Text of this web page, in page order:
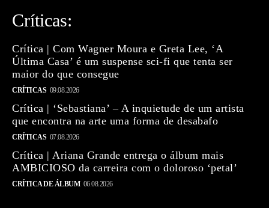
Críticas:
Crítica | Com Wagner Moura e Greta Lee, ‘A
Última Casa’ é um suspense sci-fi que tenta ser
maior do que consegue
CRÍTICAS 09.08.2026
Crítica | ‘Sebastiana’ – A inquietude de um artista
que encontra na arte uma forma de desabafo
CRÍTICAS 07.08.2026
Crítica | Ariana Grande entrega o álbum mais
AMBICIOSO da carreira com o doloroso ‘petal’
CRÍTICA DE ÁLBUM 06.08.2026